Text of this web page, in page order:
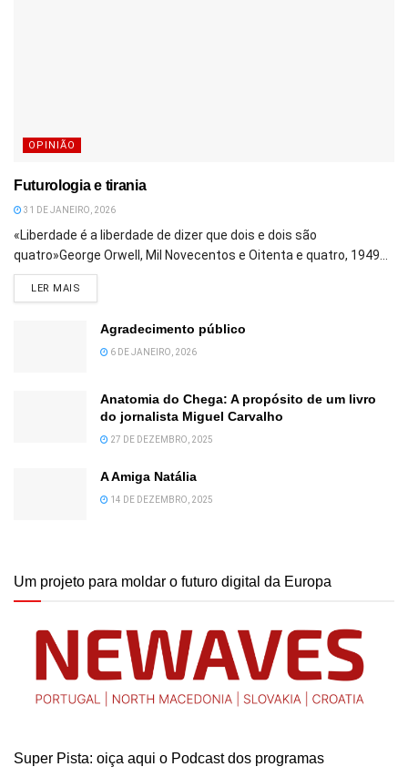
OPINIÃO
Futurologia e tirania
31 DE JANEIRO, 2026
«Liberdade é a liberdade de dizer que dois e dois são
quatro»George Orwell, Mil Novecentos e Oitenta e quatro, 1949...
LER MAIS
Agradecimento público
6 DE JANEIRO, 2026
Anatomia do Chega: A propósito de um livro
do jornalista Miguel Carvalho
27 DE DEZEMBRO, 2025
A Amiga Natália
14 DE DEZEMBRO, 2025
Um projeto para moldar o futuro digital da Europa
Super Pista: oiça aqui o Podcast dos programas